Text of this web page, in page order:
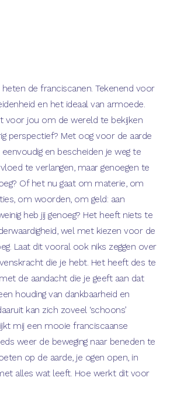
de franciscanen. Tekenend voor
en het ideaal van armoede.
voor jou om de wereld te bekijken
perspectief? Met oog voor de aarde
en bescheiden je weg te
te verlangen, maar genoegen te
Of het nu gaat om materie, om
om woorden, om geld: aan
heb jij genoeg? Het heeft niets te
wel met kiezen voor de
Laat dit vooral ook niks zeggen over
die je hebt. Het heeft des te
de aandacht die je geeft aan dat
houding van dankbaarheid en
kan zich zoveel ‘schoons’
mij een mooie franciscaanse
weer de beweging naar beneden te
op de aarde, je ogen open, in
alles wat leeft. Hoe werkt dit voor